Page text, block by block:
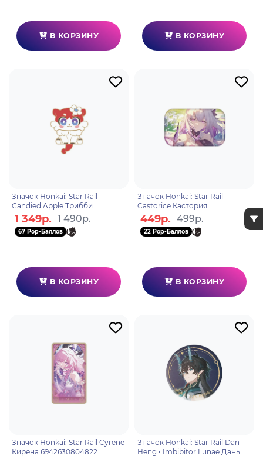
В КОРЗИНУ В КОРЗИНУ
Значок Honkai: Star Rail
Candied Apple Трибби
6942421181644
1 349р. 1 490р.
67 Pop-Баллов
В КОРЗИНУ
Значок Honkai: Star Rail
Castorice Кастория
6942421185918
449р. 499р.
22 Pop-Баллов
В КОРЗИНУ
Значок Honkai: Star Rail Cyrene
Кирена 6942630804822
Значок Honkai: Star Rail Dan
Heng • Imbibitor Lunae Дань